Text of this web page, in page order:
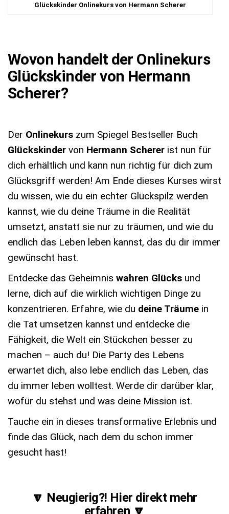
Glückskinder Onlinekurs von Hermann Scherer
Wovon handelt der Onlinekurs
Glückskinder von Hermann
Scherer?
Der Onlinekurs zum Spiegel Bestseller Buch
Glückskinder von Hermann Scherer ist nun für
dich erhältlich und kann nun richtig für dich zum
Glücksgriff werden! Am Ende dieses Kurses wirst
du wissen, wie du ein echter Glückspilz werden
kannst, wie du deine Träume in die Realität
umsetzt, anstatt sie nur zu träumen, und wie du
endlich das Leben leben kannst, das du dir immer
gewünscht hast.
Entdecke das Geheimnis wahren Glücks und
lerne, dich auf die wirklich wichtigen Dinge zu
konzentrieren. Erfahre, wie du deine Träume in
die Tat umsetzen kannst und entdecke die
Fähigkeit, die Welt ein Stückchen besser zu
machen – auch du! Die Party des Lebens
erwartet dich, also lebe endlich das Leben, das
du immer leben wolltest. Werde dir darüber klar,
wofür du stehst und was deine Mission ist.
Tauche ein in dieses transformative Erlebnis und
finde das Glück, nach dem du schon immer
gesucht hast!
🔽 Neugierig?! Hier direkt mehr
erfahren 🔽